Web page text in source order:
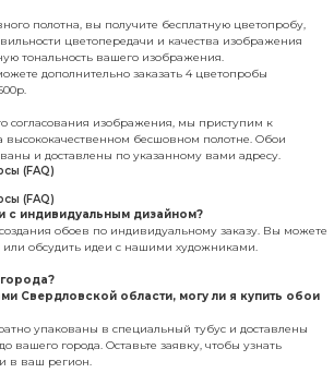
полотна, вы получите бесплатную цветопробу,
цветопередачи и качества изображения
тональность вашего изображения.
дополнительно заказать 4 цветопробы
согласования изображения, мы приступим к
высококачественном бесшовном полотне. Обои
и доставлены по указанному вами адресу.
(FAQ)
(FAQ)
с индивидуальным дизайном?
обоев по индивидуальному заказу. Вы можете
или обсудить идеи с нашими художниками.
Свердловской области, могу ли я купить обои
упакованы в специальный тубус и доставлены
вашего города. Оставьте заявку, чтобы узнать
в ваш регион.